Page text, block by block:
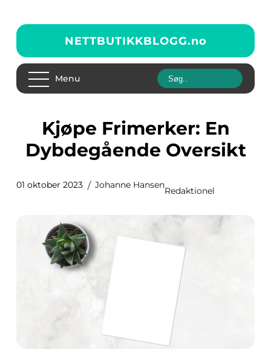
NETTBUTIKKBLOGG.no
Menu
Kjøpe Frimerker: En
Dybdegående Oversikt
01 oktober 2023 Johanne Hansen
Redaktionel